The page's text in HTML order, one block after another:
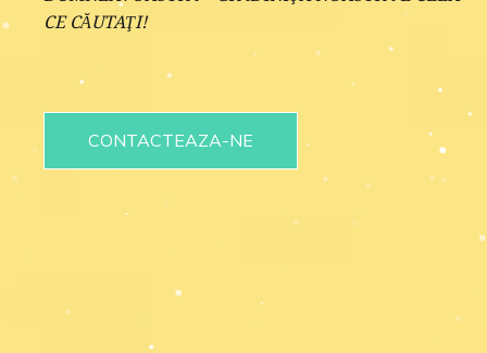
CE CĂUTAŢI!
CONTACTEAZA-NE